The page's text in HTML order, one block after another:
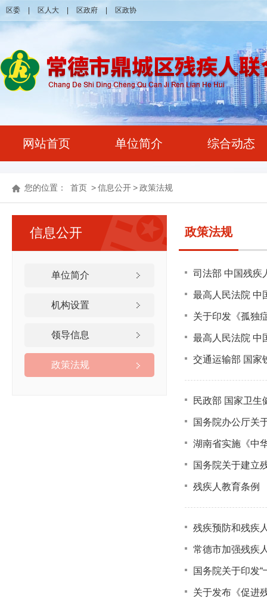
区委 区人大 区政府 区政协
网站首页 单位简介 综合动态
您的位置： 首页 >信息公开>政策法规
信息公开
单位简介
机构设置
领导信息
政策法规
政策法规
司法部 中国残疾
最高人民法院 中
关于印发《孤独
最高人民法院 中
交通运输部 国家
民政部 国家卫
国务院办公厅关
湖南省实施《中
国务院关于建立
残疾人教育条例
残疾预防和残疾
常德市加强残疾
国务院关于印发
关于发布《促进